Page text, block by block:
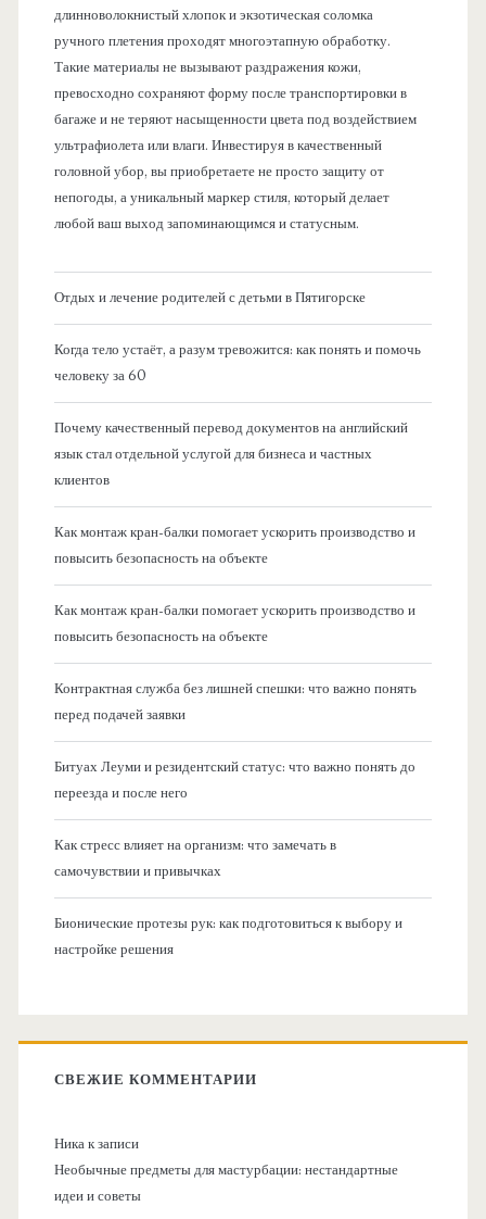
длинноволокнистый хлопок и экзотическая соломка
ручного плетения проходят многоэтапную обработку.
Такие материалы не вызывают раздражения кожи,
превосходно сохраняют форму после транспортировки в
багаже и не теряют насыщенности цвета под воздействием
ультрафиолета или влаги. Инвестируя в качественный
головной убор, вы приобретаете не просто защиту от
непогоды, а уникальный маркер стиля, который делает
любой ваш выход запоминающимся и статусным.
Отдых и лечение родителей с детьми в Пятигорске
Когда тело устаёт, а разум тревожится: как понять и помочь
человеку за 60
Почему качественный перевод документов на английский
язык стал отдельной услугой для бизнеса и частных
клиентов
Как монтаж кран-балки помогает ускорить производство и
повысить безопасность на объекте
Как монтаж кран-балки помогает ускорить производство и
повысить безопасность на объекте
Контрактная служба без лишней спешки: что важно понять
перед подачей заявки
Битуах Леуми и резидентский статус: что важно понять до
переезда и после него
Как стресс влияет на организм: что замечать в
самочувствии и привычках
Бионические протезы рук: как подготовиться к выбору и
настройке решения
СВЕЖИЕ КОММЕНТАРИИ
Никак записи
Необычные предметы для мастурбации: нестандартные
идеи и советы